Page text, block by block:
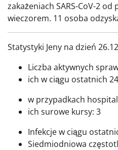
zakażeniach SARS-CoV-2 od
wieczorem. 11 osoba
Statystyki Jeny na dzień
Liczba aktywnych
ich w ciągu ostatnich
w przypadkach
ich surowe kursy: 3
Infekcje w ciągu
Siedmiodniowa